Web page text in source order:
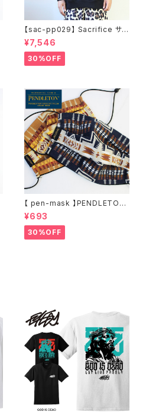
【sac-pp029】 Sacrifice サク
リファイス 大きいサイズ メンズ
ユニセックス スウェット パーカ
ー 窓グラフィック 長袖 M L XL
XXL 2L 大きめ 長袖Tシャツ デ
サイズ ビッグシルエット 黒 通勤
通学 秋冬
¥7,546
30%OFF
【 pen-mask 】PENDLETON
ペンドルトン ファッションマス
ク アウトドア フリーサイズ アウ
トドア 通勤 通学 通気性 マスク
乾燥しない 蒸れない
¥693
30%OFF